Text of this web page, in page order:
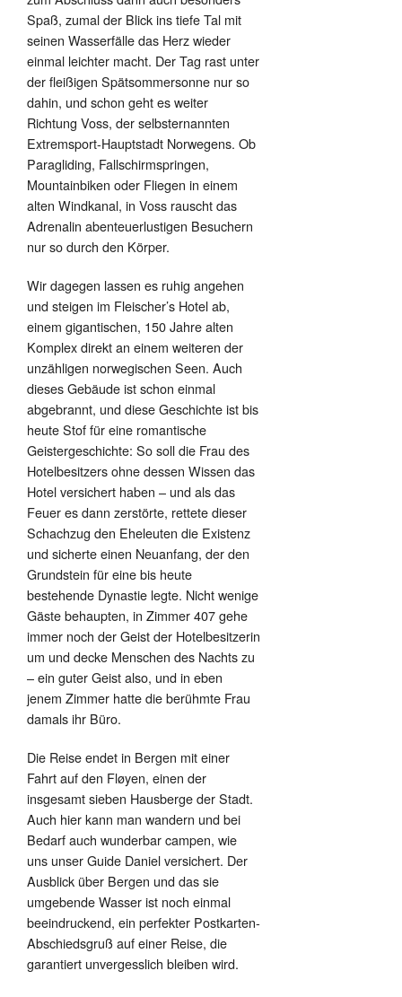
Spaß, zumal der Blick ins tiefe Tal mit
seinen Wasserfälle das Herz wieder
einmal leichter macht. Der Tag rast unter
der fleißigen Spätsommersonne nur so
dahin, und schon geht es weiter
Richtung Voss, der selbsternannten
Extremsport-Hauptstadt Norwegens. Ob
Paragliding, Fallschirmspringen,
Mountainbiken oder Fliegen in einem
alten Windkanal, in Voss rauscht das
Adrenalin abenteuerlustigen Besuchern
nur so durch den Körper.
Wir dagegen lassen es ruhig angehen
und steigen im Fleischer’s Hotel ab,
einem gigantischen, 150 Jahre alten
Komplex direkt an einem weiteren der
unzähligen norwegischen Seen. Auch
dieses Gebäude ist schon einmal
abgebrannt, und diese Geschichte ist bis
heute Stof für eine romantische
Geistergeschichte: So soll die Frau des
Hotelbesitzers ohne dessen Wissen das
Hotel versichert haben – und als das
Feuer es dann zerstörte, rettete dieser
Schachzug den Eheleuten die Existenz
und sicherte einen Neuanfang, der den
Grundstein für eine bis heute
bestehende Dynastie legte. Nicht wenige
Gäste behaupten, in Zimmer 407 gehe
immer noch der Geist der Hotelbesitzerin
um und decke Menschen des Nachts zu
– ein guter Geist also, und in eben
jenem Zimmer hatte die berühmte Frau
damals ihr Büro.
Die Reise endet in Bergen mit einer
Fahrt auf den Fløyen, einen der
insgesamt sieben Hausberge der Stadt.
Auch hier kann man wandern und bei
Bedarf auch wunderbar campen, wie
uns unser Guide Daniel versichert. Der
Ausblick über Bergen und das sie
umgebende Wasser ist noch einmal
beeindruckend, ein perfekter Postkarten-
Abschiedsgruß auf einer Reise, die
garantiert unvergesslich bleiben wird.